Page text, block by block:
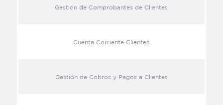
Gestión de Comprobantes de Clientes
Cuenta Corriente Clientes
Gestión de Cobros y Pagos a Clientes